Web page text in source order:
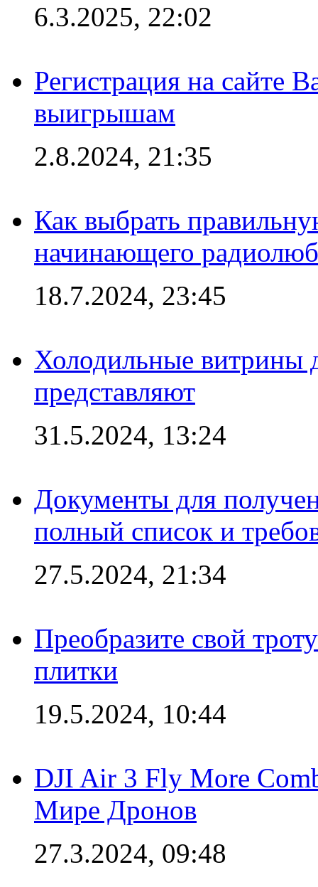
6.3.2025, 22:02
Регистрация на сайте
выигрышам
2.8.2024, 21:35
Как выбрать
начинающего
18.7.2024, 23:45
Холодильные витрины
представляют
31.5.2024, 13:24
Документы для
полный список и
27.5.2024, 21:34
Преобразите свой
плитки
19.5.2024, 10:44
DJI Air 3 Fly More
Мире Дронов
27.3.2024, 09:48